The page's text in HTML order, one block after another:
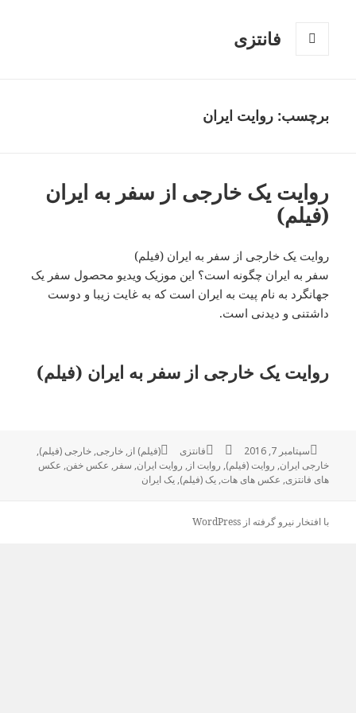
فانتزی
برچسب: روایت ایران
روایت یک خارجی از سفر به ایران
(فیلم)
روایت یک خارجی از سفر به ایران (فیلم)
سفر به ایران چگونه است؟ این موزیک ویدیو محصول سفر یک
جهانگرد به نام پیت به ایران است که به غایت زیبا و دوست
داشتنی و دیدنی است.
روایت یک خارجی از سفر به ایران (فیلم)
ارسال
شده
در
سپتامبر 7, 2016 نویسندهدسته‌ها
فانتزی برچسب‌ها
(فیلم) از,خارجی,خارجی (فیلم),
خارجی ایران, روایت (فیلم), روایت از, روایت ایران, سفر, عکس خفن, عکس
های فانتزی, عکس های هات,یک (فیلم),یک ایران
با افتخار نیرو گرفته از WordPress